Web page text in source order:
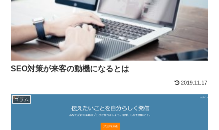
SEO対策が来客の動機になるとは
2019.11.17
コラム